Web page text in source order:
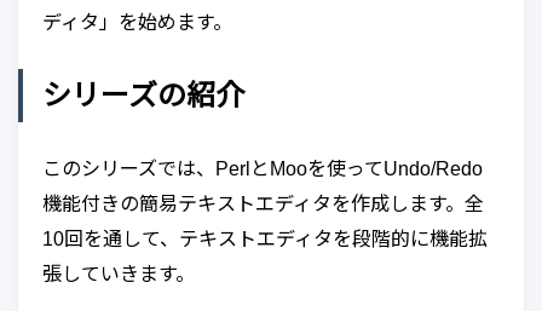
ディタ」を始めます。
シリーズの紹介
このシリーズでは、PerlとMooを使ってUndo/Redo
機能付きの簡易テキストエディタを作成します。全
10回を通して、テキストエディタを段階的に機能拡
張していきます。